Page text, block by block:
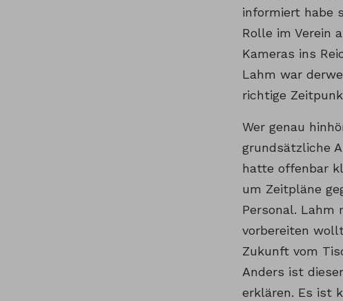
informiert habe
Rolle im Verein
Kameras ins
Lahm war
richtige
Wer genau
grundsätzliche
hatte offenbar
um Zeitpläne
Personal. Lahm
vorbereiten
Zukunft vom
Anders ist
erklären. Es ist